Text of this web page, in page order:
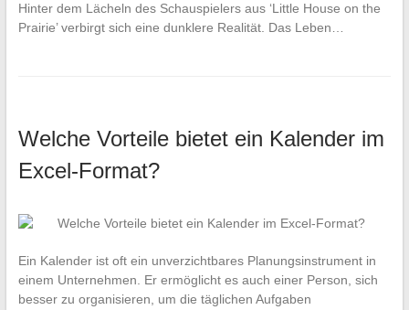
Hinter dem Lächeln des Schauspielers aus ‘Little House on the
Prairie’ verbirgt sich eine dunklere Realität. Das Leben…
Welche Vorteile bietet ein Kalender im
Excel-Format?
Ein Kalender ist oft ein unverzichtbares Planungsinstrument in
einem Unternehmen. Er ermöglicht es auch einer Person, sich
besser zu organisieren, um die täglichen Aufgaben